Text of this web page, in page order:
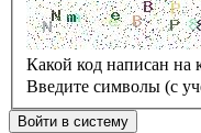
Какой код написан на
Введите символы (с